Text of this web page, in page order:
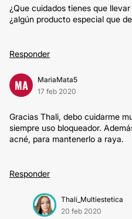
¿Que cuidados tienes que
¿algún producto especial que
Responder
MA
MariaMata5
17 feb 2020
Gracias Thali, debo cuidarme
siempre uso bloqueador.
acné, para mantenerlo a raya.
Responder
Thali_Multiestetica
20 feb 2020